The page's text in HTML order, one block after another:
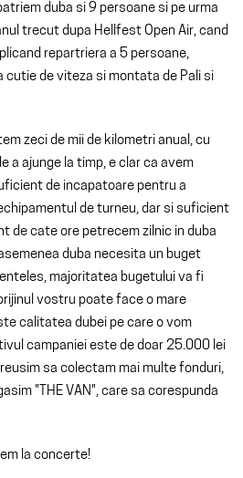
duba si 9 persoane si pe urma
trecut dupa Hellfest Open Air, cand
repartriera a 5 persoane,
cutie de viteza si montata de Pali si
zeci de mii de kilometri anual, cu
a ajunge la timp, e clar ca avem
de incapatoare pentru a
de turneu, dar si suficient
de cate ore petrecem zilnic in duba
duba necesita un buget
majoritatea bugetului va fi
vostru poate face o mare
calitatea dubei pe care o vom
campaniei este de doar 25.000 lei
sa colectam mai multe fonduri,
"THE VAN", care sa corespunda
la concerte!